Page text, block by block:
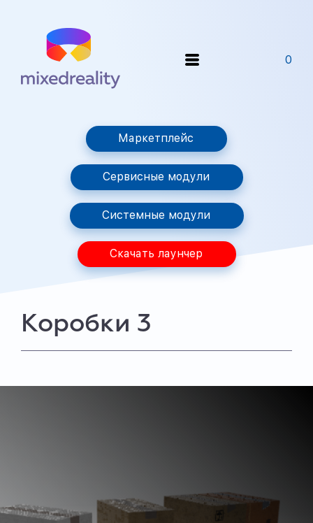
0
Маркетплейс
Сервисные модули
Системные модули
Скачать лаунчер
Коробки 3